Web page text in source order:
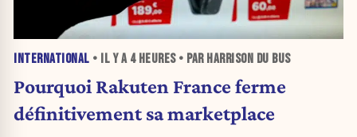
INTERNATIONAL • IL Y A 4 HEURES• PAR HARRISON DU BUS
Pourquoi Rakuten France ferme
définitivement sa marketplace